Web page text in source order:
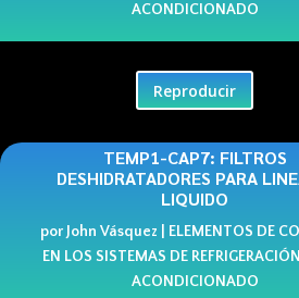
ACONDICIONADO
Reproducir
TEMP1-CAP7: FILTROS
DESHIDRATADORES PARA
LIQUIDO
por John Vásquez
ELEMENTOS DE
EN LOS SISTEMAS DE
ACONDICIONADO